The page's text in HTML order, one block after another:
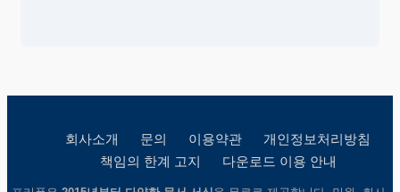
회사소개 문의 이용약관
개인정보처리방침
책임의 한계 고지
다운로드 이용 안내